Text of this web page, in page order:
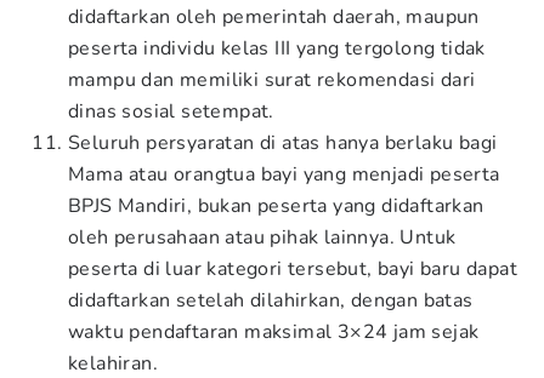
didaftarkan oleh pemerintah daerah, maupun
peserta individu kelas III yang tergolong tidak
mampu dan memiliki surat rekomendasi dari
dinas sosial setempat.
Seluruh persyaratan di atas hanya berlaku bagi
Mama atau orangtua bayi yang menjadi peserta
BPJS Mandiri, bukan peserta yang didaftarkan
oleh perusahaan atau pihak lainnya. Untuk
peserta di luar kategori tersebut, bayi baru dapat
didaftarkan setelah dilahirkan, dengan batas
waktu pendaftaran maksimal 3×24 jam sejak
kelahiran.